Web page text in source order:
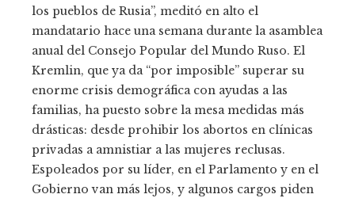
los pueblos de Rusia”, meditó en alto el
mandatario hace una semana durante la asamblea
anual del Consejo Popular del Mundo Ruso. El
Kremlin, que ya da “por imposible” superar su
enorme crisis demográfica con ayudas a las
familias, ha puesto sobre la mesa medidas más
drásticas: desde prohibir los abortos en clínicas
privadas a amnistiar a las mujeres reclusas.
Espoleados por su líder, en el Parlamento y en el
Gobierno van más lejos, y algunos cargos piden